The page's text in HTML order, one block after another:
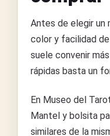
Antes de elegir un
color y facilidad
suele convenir
rápidas basta un
En Museo del
Mantel y bolsita
similares de la